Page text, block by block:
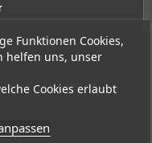
Funktionen Cookies,
helfen uns, unser
Cookies erlaubt